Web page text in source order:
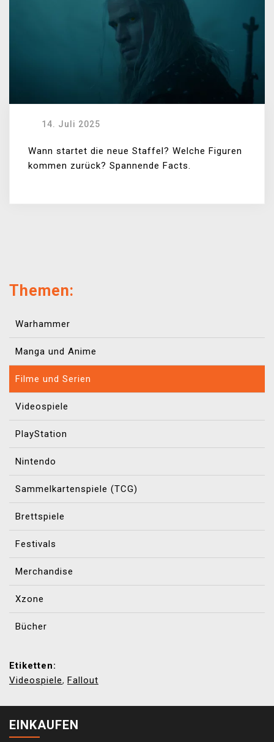
14. Juli 2025
Wann startet die neue Staffel? Welche Figuren
kommen zurück? Spannende Facts.
Themen:
Warhammer
Manga und Anime
Filme und Serien
Videospiele
PlayStation
Nintendo
Sammelkartenspiele (TCG)
Brettspiele
Festivals
Merchandise
Xzone
Bücher
Etiketten:
Videospiele, Fallout
EINKAUFEN